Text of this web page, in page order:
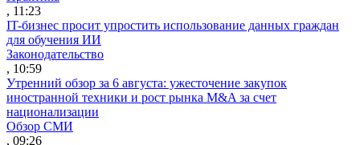
, 11:23
IT-бизнес просит упростить использование данных граждан
для обучения ИИ
Законодательство
, 10:59
Утренний обзор за 6 августа: ужесточение закупок
иностранной техники и рост рынка M&A за счет
национализации
Обзор СМИ
, 09:26